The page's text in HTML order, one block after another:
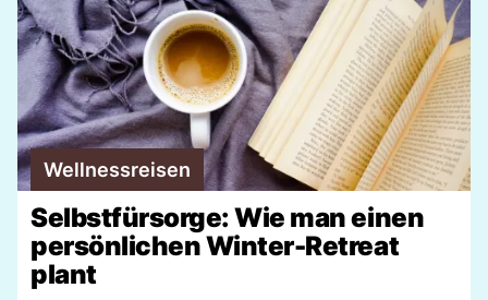
Wellnessreisen
Selbstfürsorge: Wie man einen
persönlichen Winter-Retreat
plant